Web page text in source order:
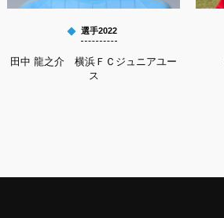
選手2022
田中 龍之介 横浜ＦＣジュニアユー
ス